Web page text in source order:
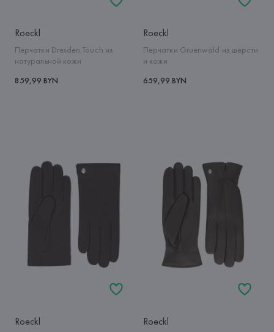
Roeckl
Перчатки Dresden Touch из
натуральной кожи
859,99 BYN
Roeckl
Перчатки Gruenwald из шерсти
и кожи
659,99 BYN
Roeckl Roeckl